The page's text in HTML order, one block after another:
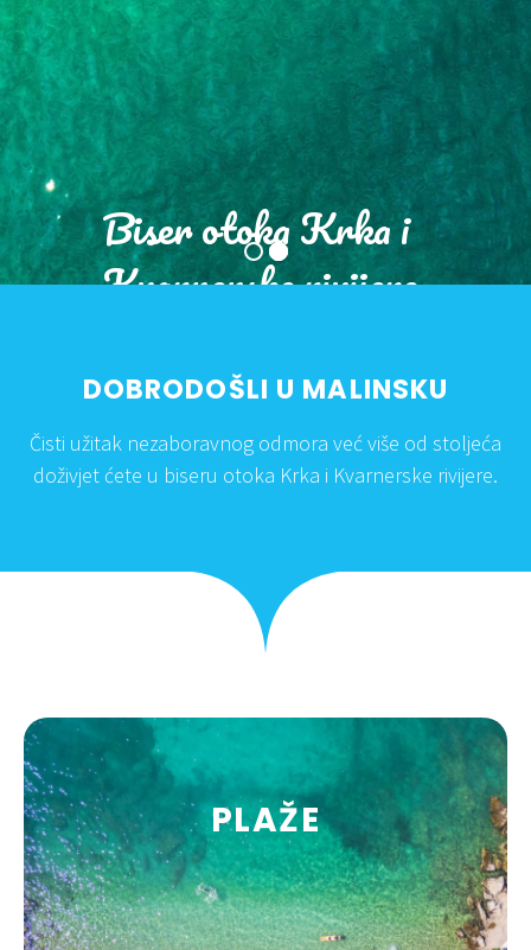
Biser otoka Krka i
Kvarnerske rivijere
DOBRODOŠLI U MALINSKU
Čisti užitak nezaboravnog odmora već više od stoljeća
doživjet ćete u biseru otoka Krka i Kvarnerske rivijere.
PLAŽE